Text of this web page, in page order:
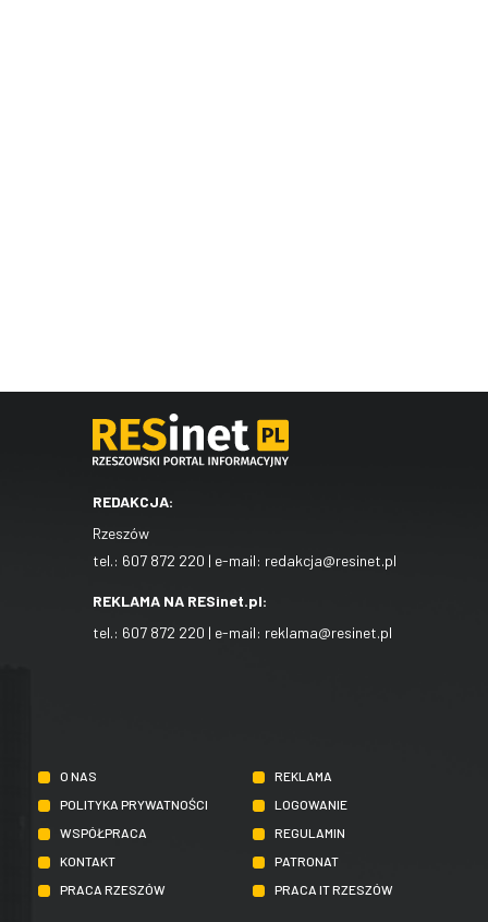
REDAKCJA:
Rzeszów
tel.: 607 872 220 | e-mail: redakcja@resinet.pl
REKLAMA NA RESinet.pl:
tel.: 607 872 220 | e-mail: reklama@resinet.pl
O NAS
REKLAMA
POLITYKA PRYWATNOŚCI
LOGOWANIE
WSPÓŁPRACA
REGULAMIN
KONTAKT
PATRONAT
PRACA RZESZÓW
PRACA IT RZESZÓW